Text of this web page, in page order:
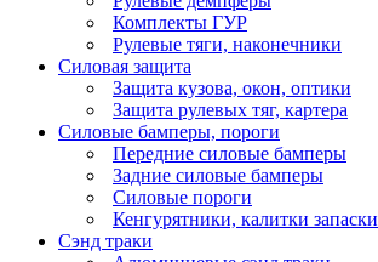
Комплекты ГУР
Рулевые тяги, наконечники
Силовая защита
Защита кузова, окон, оптики
Защита рулевых тяг, картера
Силовые бамперы, пороги
Передние силовые бамперы
Задние силовые бамперы
Силовые пороги
Кенгурятники, калитки запаски
Сэнд траки